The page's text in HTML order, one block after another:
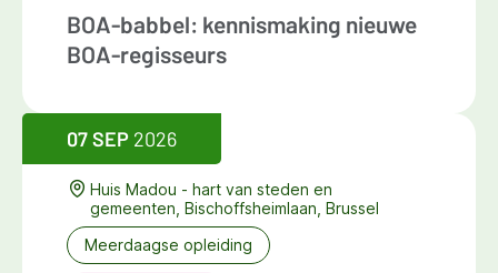
BOA-babbel: kennismaking nieuwe
BOA-regisseurs
07 SEP 2026
Huis Madou - hart van steden en
gemeenten, Bischoffsheimlaan, Brussel
Meerdaagse opleiding